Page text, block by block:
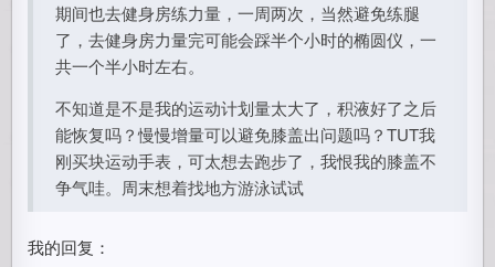
期间也去健身房练力量，一周两次，当然避免练腿
了，去健身房力量完可能会踩半个小时的椭圆仪，一
共一个半小时左右。
不知道是不是我的运动计划量太大了，积液好了之后
能恢复吗？慢慢增量可以避免膝盖出问题吗？TUT我
刚买块运动手表，可太想去跑步了，我恨我的膝盖不
争气哇。周末想着找地方游泳试试
我的回复：